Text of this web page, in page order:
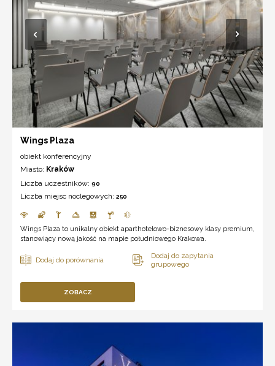
Wings Plaza
obiekt konferencyjny
Miasto: Kraków
Liczba uczestników: 90
Liczba miejsc noclegowych: 250
Wings Plaza to unikalny obiekt aparthotelowo-biznesowy klasy premium,
stanowiący nową jakość na mapie południowego Krakowa.
ZOBACZ